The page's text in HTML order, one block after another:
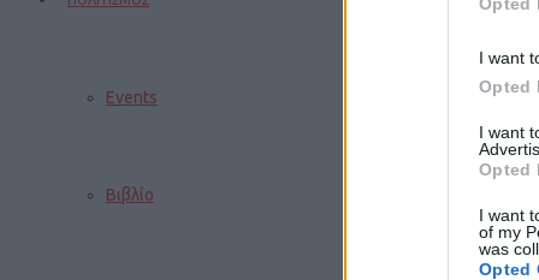
I want
Opted
I want
Opted
I want
of my
was
Opted
Events
Βιβλίο